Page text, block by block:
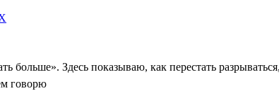
Здесь показываю, как перестать
говорю